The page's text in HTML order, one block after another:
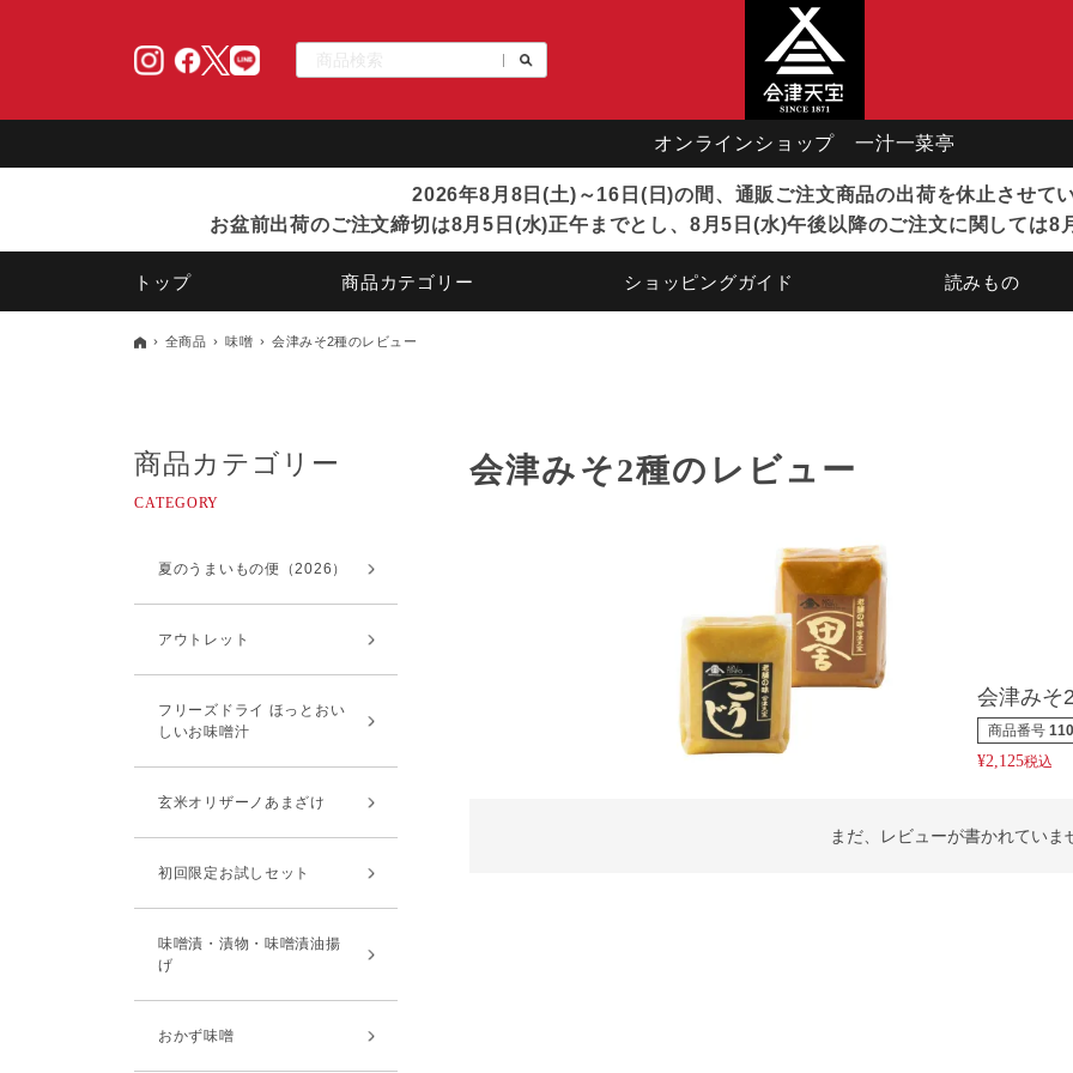
オンラインショップ 一汁一菜亭
2026年8月8日(土)～16日(日)の間、通販ご注文商品の出荷を休止させて
お盆前出荷のご注文締切は8月5日(水)正午までとし、8月5日(水)午後以降のご注文に関しては8
トップ 商品カテゴリー ショッピングガイド 読みもの
全商品 味噌 会津みそ2種のレビュー
商品カテゴリー
夏のうまいもの便（2026）
アウトレット
フリーズドライ ほっとおい
しいお味噌汁
玄米オリザーノあまざけ
初回限定お試しセット
味噌漬・漬物・味噌漬油揚
げ
おかず味噌
会津みそ2種のレビュー
会津みそ
商品番号
¥2,125税込
まだ、レビューが書かれていま